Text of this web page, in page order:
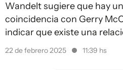
Wandelt sugiere que hay
coincidencia con Gerry
indicar que existe una
22 de febrero 2025 11:39 hs